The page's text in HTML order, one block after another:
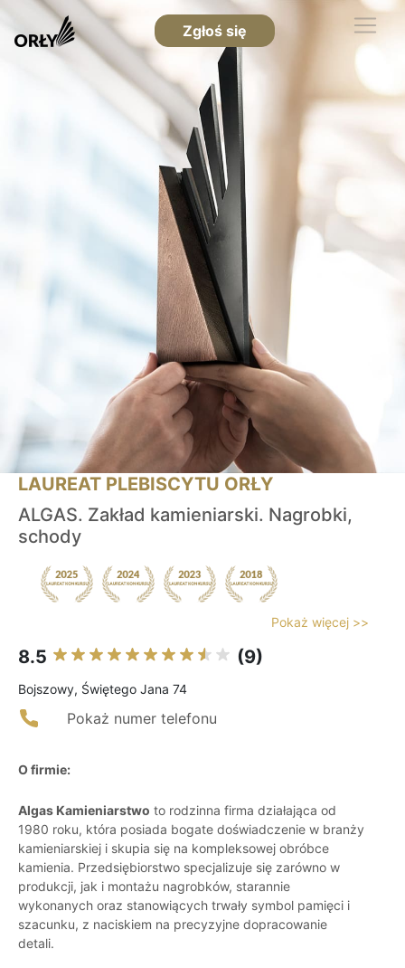
Zgłoś się
LAUREAT PLEBISCYTU ORŁY
ALGAS. Zakład kamieniarski. Nagrobki,
schody
Pokaż więcej >>
8.5 (9)
Bojszowy, Świętego Jana 74
Pokaż numer telefonu
O firmie:
Algas Kamieniarstwo to rodzinna firma działająca od
1980 roku, która posiada bogate doświadczenie w branży
kamieniarskiej i skupia się na kompleksowej obróbce
kamienia. Przedsiębiorstwo specjalizuje się zarówno w
produkcji, jak i montażu nagrobków, starannie
wykonanych oraz stanowiących trwały symbol pamięci i
szacunku, z naciskiem na precyzyjne dopracowanie
detali.